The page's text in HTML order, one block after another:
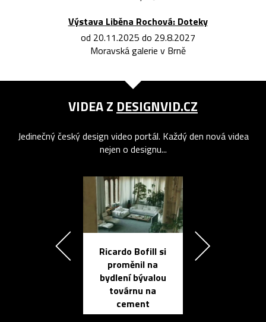
Výstava Liběna Rochová: Doteky
od 20.11.2025 do 29.8.2027
Moravská galerie v Brně
VIDEA Z DESIGNVID.CZ
Jedinečný český design video portál. Každý den nová videa
nejen o designu...
Ricardo Bofill si
proměnil na
bydlení bývalou
továrnu na
cement